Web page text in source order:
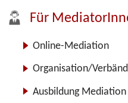
Für
Online-Mediation
Organisation/
Ausbildung Mediation